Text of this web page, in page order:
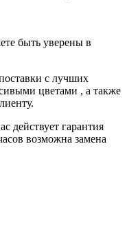
быть уверены в
с лучших
цветами , а также
действует гарантия
возможна замена